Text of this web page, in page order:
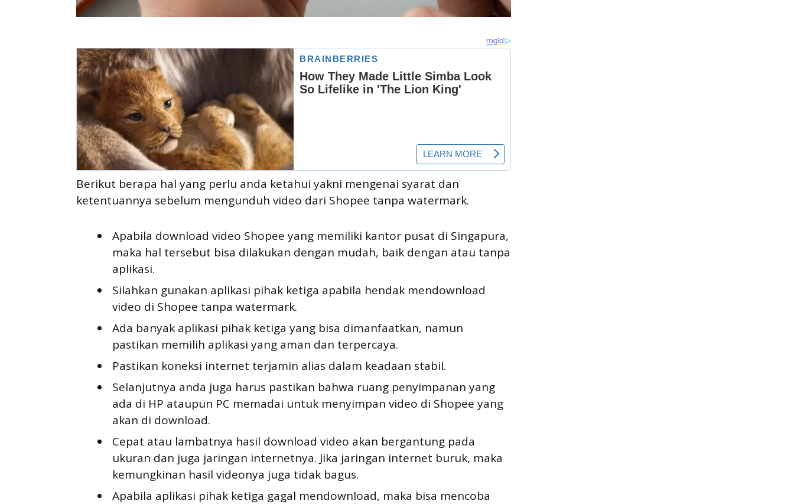
Berikut berapa hal yang perlu anda ketahui yakni mengenai syarat dan
ketentuannya sebelum mengunduh video dari Shopee tanpa watermark.
Apabila download video Shopee yang memiliki kantor pusat di Singapura,
maka hal tersebut bisa dilakukan dengan mudah, baik dengan atau tanpa
aplikasi.
Silahkan gunakan aplikasi pihak ketiga apabila hendak mendownload
video di Shopee tanpa watermark.
Ada banyak aplikasi pihak ketiga yang bisa dimanfaatkan, namun
pastikan memilih aplikasi yang aman dan terpercaya.
Pastikan koneksi internet terjamin alias dalam keadaan stabil.
Selanjutnya anda juga harus pastikan bahwa ruang penyimpanan yang
ada di HP ataupun PC memadai untuk menyimpan video di Shopee yang
akan di download.
Cepat atau lambatnya hasil download video akan bergantung pada
ukuran dan juga jaringan internetnya. Jika jaringan internet buruk, maka
kemungkinan hasil videonya juga tidak bagus.
Apabila aplikasi pihak ketiga gagal mendownload, maka bisa mencoba